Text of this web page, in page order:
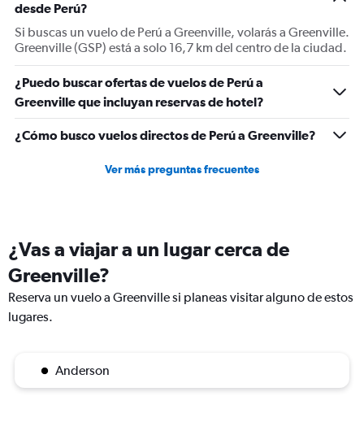
desde Perú?
Si buscas un vuelo de Perú a Greenville, volarás a Greenville.
Greenville (GSP) está a solo 16,7 km del centro de la ciudad.
¿Puedo buscar ofertas de vuelos de Perú a
Greenville que incluyan reservas de hotel?
¿Cómo busco vuelos directos de Perú a Greenville?
Ver más preguntas frecuentes
¿Vas a viajar a un lugar cerca de
Greenville?
Reserva un vuelo a Greenville si planeas visitar alguno de estos
lugares.
Anderson